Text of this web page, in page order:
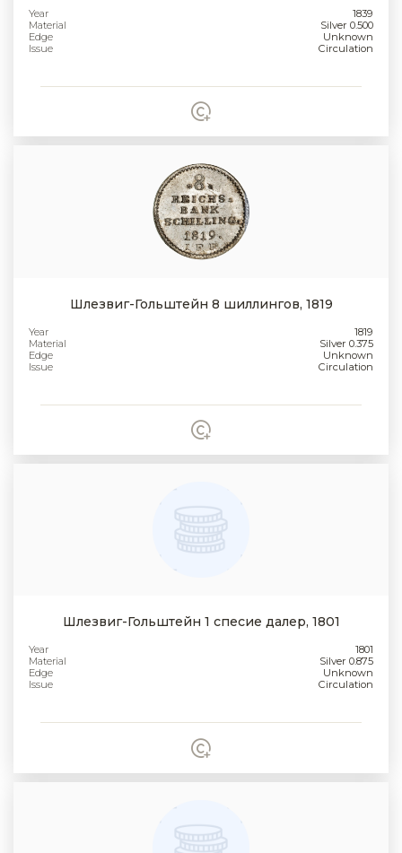
Year
1839
Material
Silver 0.500
Edge
Unknown
Issue
Circulation
Шлезвиг-Гольштейн 8 шиллингов, 1819
Year
1819
Material
Silver 0.375
Edge
Unknown
Issue
Circulation
Шлезвиг-Гольштейн 1 спесие далер, 1801
Year
1801
Material
Silver 0.875
Edge
Unknown
Issue
Circulation